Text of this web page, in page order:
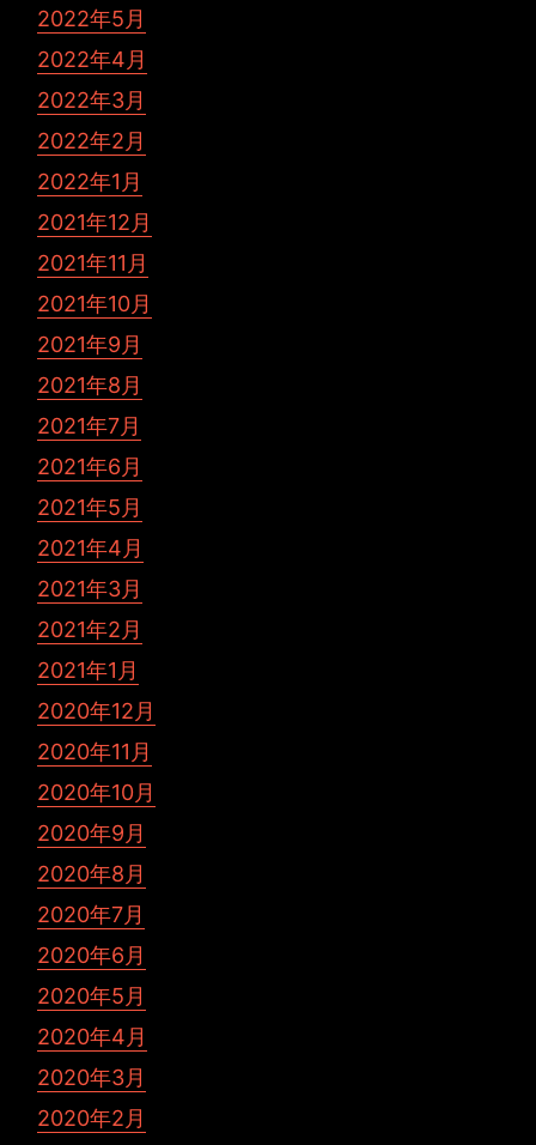
2022年5月
2022年4月
2022年3月
2022年2月
2022年1月
2021年12月
2021年11月
2021年10月
2021年9月
2021年8月
2021年7月
2021年6月
2021年5月
2021年4月
2021年3月
2021年2月
2021年1月
2020年12月
2020年11月
2020年10月
2020年9月
2020年8月
2020年7月
2020年6月
2020年5月
2020年4月
2020年3月
2020年2月